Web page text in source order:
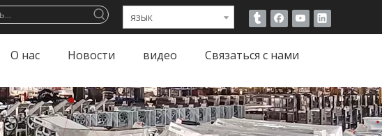
язык
О нас Новости видео Связаться с нами